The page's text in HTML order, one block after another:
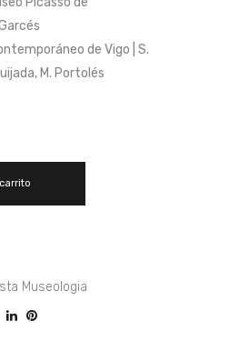
de Vigo | S.
M. Portolés
Museologia